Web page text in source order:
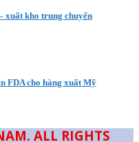
xuất kho trung chuyển
FDA cho hàng xuất Mỹ
ALL RIGHTS